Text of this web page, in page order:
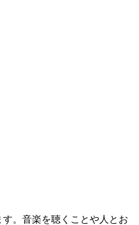
。音楽を聴くことや人とお